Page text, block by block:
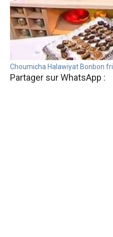
Choumicha Halawiyat Bonbon
Partager sur WhatsApp :